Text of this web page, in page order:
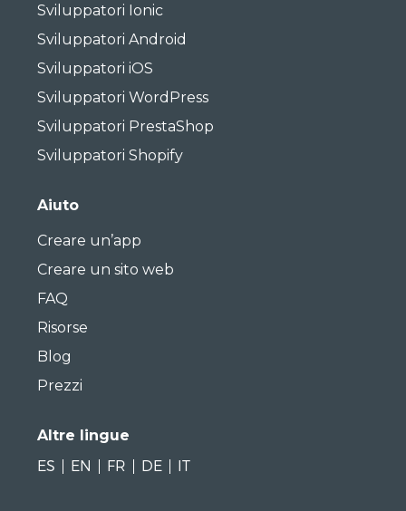
Sviluppatori Ionic
Sviluppatori Android
Sviluppatori iOS
Sviluppatori WordPress
Sviluppatori PrestaShop
Sviluppatori Shopify
Aiuto
Creare un’app
Creare un sito web
FAQ
Risorse
Blog
Prezzi
Altre lingue
ES
EN FR DE IT